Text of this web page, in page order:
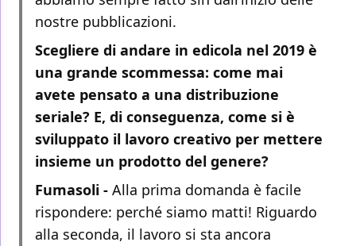
nostre pubblicazioni.
Scegliere di andare in edicola nel 2019 è
una grande scommessa: come mai
avete pensato a una distribuzione
seriale? E, di conseguenza, come si è
sviluppato il lavoro creativo per mettere
insieme un prodotto del genere?
Fumasoli - Alla prima domanda è facile
rispondere: perché siamo matti! Riguardo
alla seconda, il lavoro si sta ancora